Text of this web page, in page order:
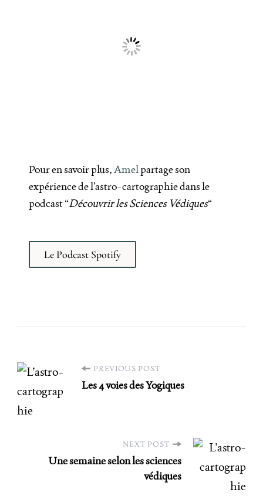
Pour en savoir plus,Amelpartage son
expérience de l’astro-cartographie dans le
podcast “Découvrir les Sciences Védiques“
Le Podcast Spotify
PREVIOUS POST
Les 4 voies des Yogiques
NEXT POST
Une semaine selon les sciences
védiques